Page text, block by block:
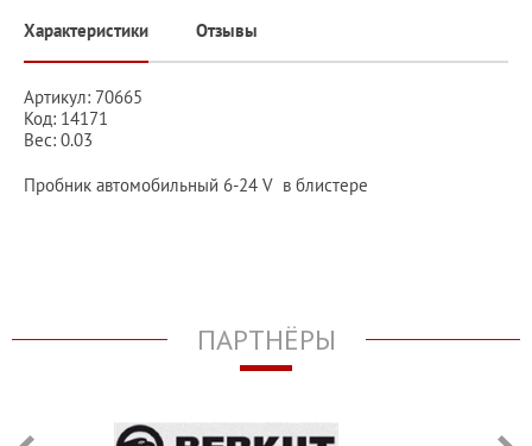
Характеристики Отзывы
Артикул: 70665
Код: 14171
Вес: 0.03
Пробник автомобильный 6-24 V в блистере
ПАРТНЁРЫ